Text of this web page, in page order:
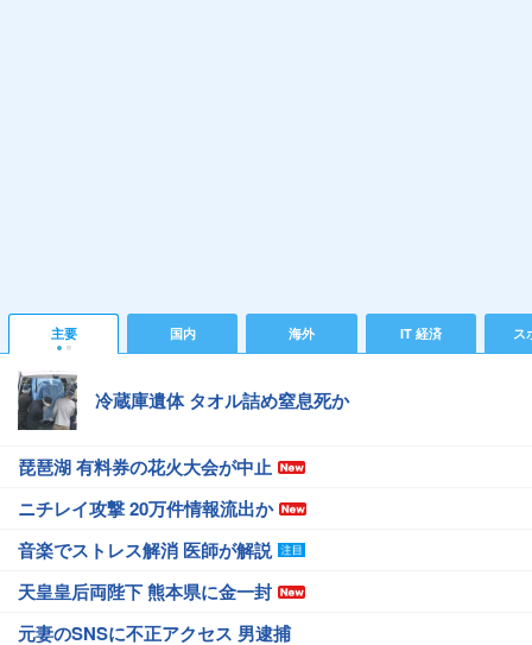
主要 国内 海外 IT 経済 ス
冷蔵庫遺体 タオル詰め窒息死か
琵琶湖 有料券の花火大会が中止
ニチレイ攻撃 20万件情報流出か
音楽でストレス解消 医師が解説
天皇皇后両陛下 熊本県に金一封
元妻のSNSに不正アクセス 男逮捕